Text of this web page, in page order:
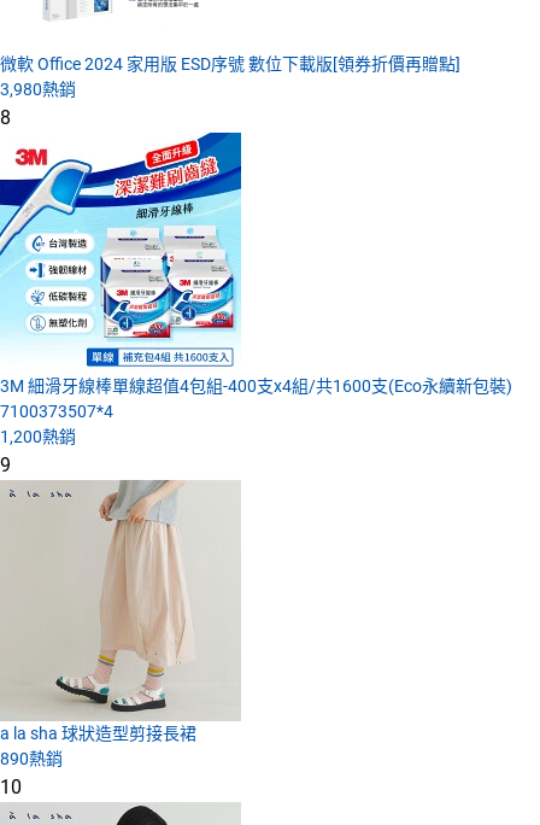
微軟 Office 2024 家用版 ESD序號 數位下載版[領券折價再贈點]
3,980熱銷
8
3M 細滑牙線棒單線超值4包組-400支x4組/共1600支(Eco永續新包裝)
7100373507*4
1,200熱銷
9
a la sha 球狀造型剪接長裙
890熱銷
10